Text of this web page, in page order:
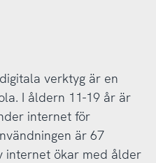
verktyg är en
I åldern 11-19 år är
internet för
är 67
internet ökar med ålder